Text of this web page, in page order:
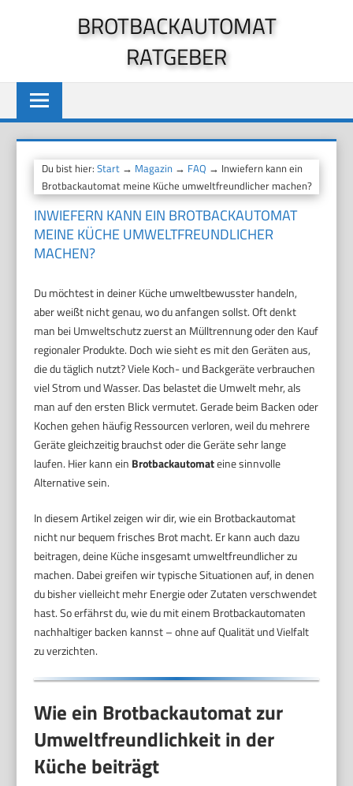
BROTBACKAUTOMAT
RATGEBER
Du bist hier:Start → Magazin → FAQ → Inwiefern kann ein
Brotbackautomat meine Küche umweltfreundlicher machen?
INWIEFERN KANN EIN BROTBACKAUTOMAT
MEINE KÜCHE UMWELTFREUNDLICHER
MACHEN?
Du möchtest in deiner Küche umweltbewusster handeln,
aber weißt nicht genau, wo du anfangen sollst. Oft denkt
man bei Umweltschutz zuerst an Mülltrennung oder den Kauf
regionaler Produkte. Doch wie sieht es mit den Geräten aus,
die du täglich nutzt? Viele Koch- und Backgeräte verbrauchen
viel Strom und Wasser. Das belastet die Umwelt mehr, als
man auf den ersten Blick vermutet. Gerade beim Backen oder
Kochen gehen häufig Ressourcen verloren, weil du mehrere
Geräte gleichzeitig brauchst oder die Geräte sehr lange
laufen. Hier kann ein Brotbackautomateine sinnvolle
Alternative sein.
In diesem Artikel zeigen wir dir, wie ein Brotbackautomat
nicht nur bequem frisches Brot macht. Er kann auch dazu
beitragen, deine Küche insgesamt umweltfreundlicher zu
machen. Dabei greifen wir typische Situationen auf, in denen
du bisher vielleicht mehr Energie oder Zutaten verschwendet
hast. So erfährst du, wie du mit einem Brotbackautomaten
nachhaltiger backen kannst – ohne auf Qualität und Vielfalt
zu verzichten.
Wie ein Brotbackautomat zur
Umweltfreundlichkeit in der
Küche beiträgt